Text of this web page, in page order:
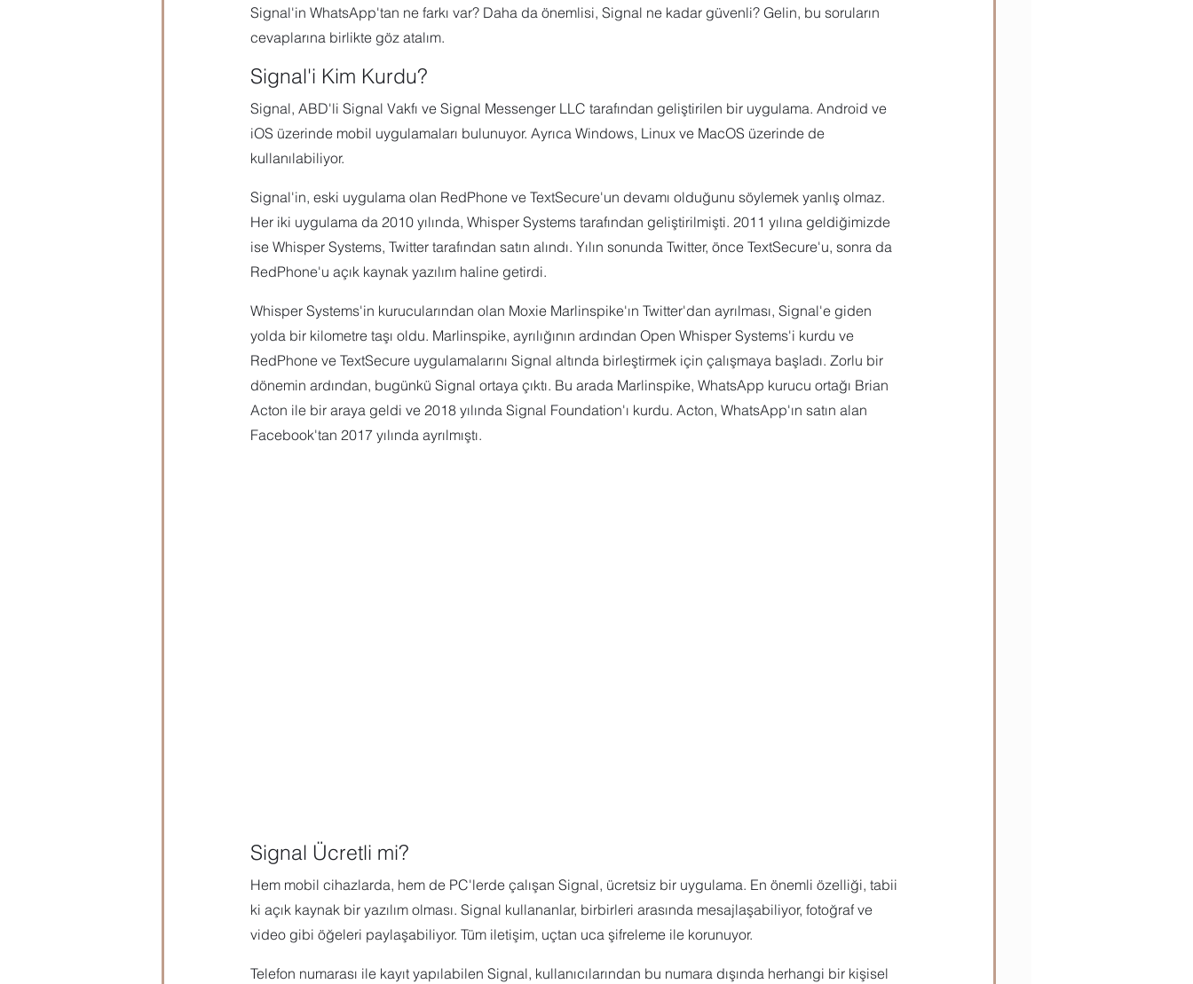
Signal'in WhatsApp'tan ne farkı var? Daha da önemlisi, Signal ne kadar güvenli? Gelin, bu soruların
cevaplarına birlikte göz atalım.
Signal'i Kim Kurdu?
Signal, ABD'li Signal Vakfı ve Signal Messenger LLC tarafından geliştirilen bir uygulama. Android ve
iOS üzerinde mobil uygulamaları bulunuyor. Ayrıca Windows, Linux ve MacOS üzerinde de
kullanılabiliyor.
Signal'in, eski uygulama olan RedPhone ve TextSecure'un devamı olduğunu söylemek yanlış olmaz.
Her iki uygulama da 2010 yılında, Whisper Systems tarafından geliştirilmişti. 2011 yılına geldiğimizde
ise Whisper Systems, Twitter tarafından satın alındı. Yılın sonunda Twitter, önce TextSecure'u, sonra da
RedPhone'u açık kaynak yazılım haline getirdi.
Whisper Systems'in kurucularından olan Moxie Marlinspike'ın Twitter'dan ayrılması, Signal'e giden
yolda bir kilometre taşı oldu. Marlinspike, ayrılığının ardından Open Whisper Systems'i kurdu ve
RedPhone ve TextSecure uygulamalarını Signal altında birleştirmek için çalışmaya başladı. Zorlu bir
dönemin ardından, bugünkü Signal ortaya çıktı. Bu arada Marlinspike, WhatsApp kurucu ortağı Brian
Acton ile bir araya geldi ve 2018 yılında Signal Foundation'ı kurdu. Acton, WhatsApp'ın satın alan
Facebook'tan 2017 yılında ayrılmıştı.
Signal Ücretli mi?
Hem mobil cihazlarda, hem de PC'lerde çalışan Signal, ücretsiz bir uygulama. En önemli özelliği, tabii
ki açık kaynak bir yazılım olması. Signal kullananlar, birbirleri arasında mesajlaşabiliyor, fotoğraf ve
video gibi öğeleri paylaşabiliyor. Tüm iletişim, uçtan uca şifreleme ile korunuyor.
Telefon numarası ile kayıt yapılabilen Signal, kullanıcılarından bu numara dışında herhangi bir kişisel